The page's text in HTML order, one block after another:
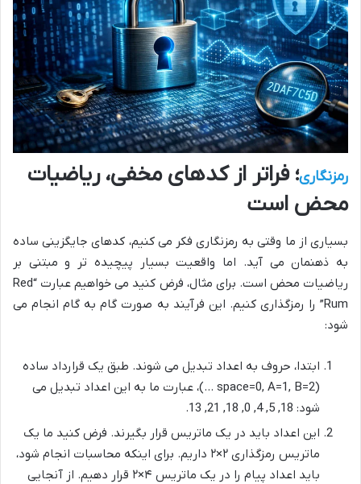
رمزنگاری؛ فراتر از کدهای مخفی، ریاضیات
محض است
بسیاری از ما وقتی به رمزنگاری فکر می کنیم، کدهای جایگزینی ساده
به ذهنمان می آید. اما واقعیت بسیار پیچیده تر و مبتنی بر
ریاضیات محض است. برای مثال، فرض کنید می خواهیم عبارت “Red
Rum” را رمزگذاری کنیم. این فرآیند به صورت گام به گام انجام می
شود:
ابتدا، حروف به اعداد تبدیل می شوند. طبق یک قرارداد ساده
(space=0, A=1, B=2 …)، عبارت ما به این اعداد تبدیل می
شود: 18, 5, 4, 0, 18, 21, 13.
این اعداد باید در یک ماتریس قرار بگیرند. فرض کنید ما یک
ماتریس رمزگذاری ۲×۲ داریم. برای اینکه محاسبات انجام شود،
باید اعداد پیام را در یک ماتریس ۴×۲ قرار دهیم. از آنجایی